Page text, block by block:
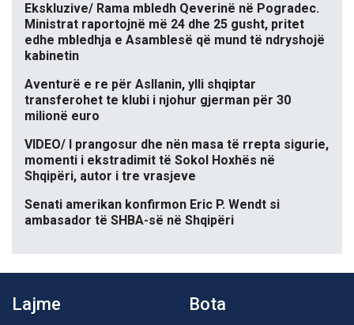
Ekskluzive/ Rama mbledh Qeverinë në Pogradec.
Ministrat raportojnë më 24 dhe 25 gusht, pritet
edhe mbledhja e Asamblesë që mund të ndryshojë
kabinetin
Aventurë e re për Asllanin, ylli shqiptar
transferohet te klubi i njohur gjerman për 30
milionë euro
VIDEO/ I prangosur dhe nën masa të rrepta sigurie,
momenti i ekstradimit të Sokol Hoxhës në
Shqipëri, autor i tre vrasjeve
Senati amerikan konfirmon Eric P. Wendt si
ambasador të SHBA-së në Shqipëri
Lajme Bota